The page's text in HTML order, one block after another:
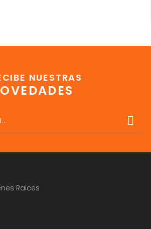
NUESTRAS